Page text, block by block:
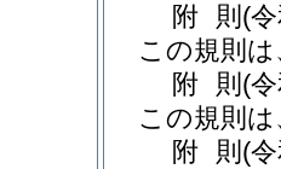
附 則 (
この規則
附 則 (
この規則
附 則 (